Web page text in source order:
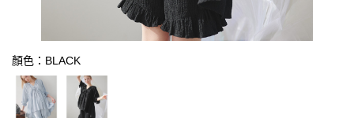
顏色：BLACK